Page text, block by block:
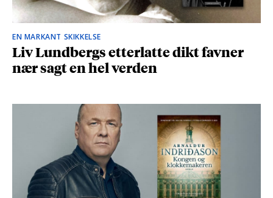
EN MARKANT SKIKKELSE
Liv Lundbergs etterlatte dikt favner
nær sagt en hel verden